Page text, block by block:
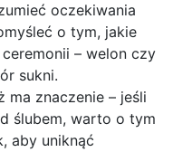
oczekiwania
o tym, jakie
– welon czy
sukni.
znaczenie – jeśli
ślubem, warto o tym
aby uniknąć